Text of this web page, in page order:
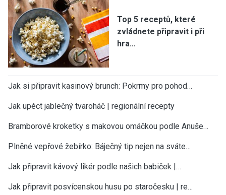
Top 5 receptů, které
zvládnete připravit i při
hra…
Jak si připravit kasinový brunch: Pokrmy pro pohod…
Jak upéct jablečný tvaroháč | regionální recepty
Bramborové kroketky s makovou omáčkou podle Anuše…
Plněné vepřové žebírko: Báječný tip nejen na sváte…
Jak připravit kávový likér podle našich babiček |…
Jak připravit posvícenskou husu po staročesku | re…